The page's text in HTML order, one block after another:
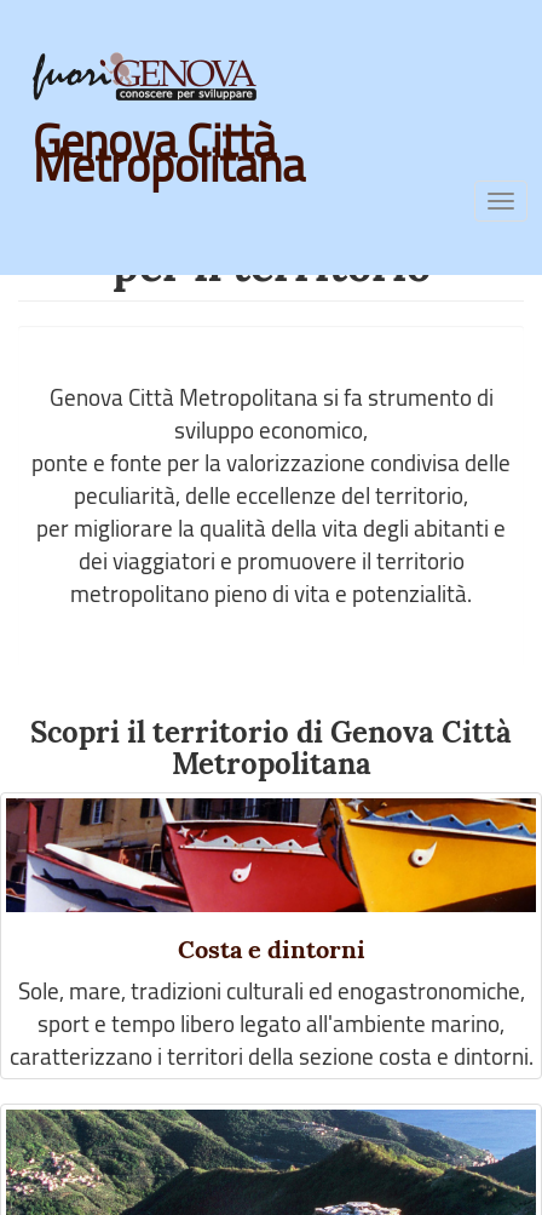
Skip
main
content
Genova Città
Metropolitana
Previous
Agire per l'impresa e
per il territorio
Genova Città Metropolitana si fa strumento di
sviluppo economico,
ponte e fonte per la valorizzazione condivisa delle
peculiarità, delle eccellenze del territorio,
per migliorare la qualità della vita degli abitanti e
dei viaggiatori e promuovere il territorio
metropolitano pieno di vita e potenzialità.
Scopri il territorio di Genova Città
Metropolitana
Costa e dintorni
Sole, mare, tradizioni culturali ed enogastronomiche,
sport e tempo libero legato all'ambiente marino,
caratterizzano i territori della sezione costa e dintorni.